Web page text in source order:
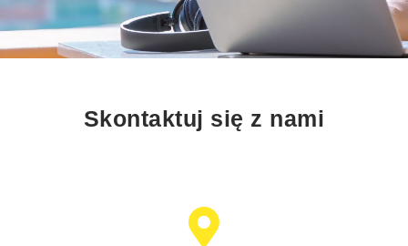
Skontaktuj się z nami